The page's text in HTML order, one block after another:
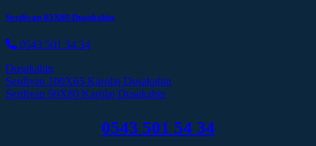
Serdivan 65X80 Duşakabin
0543 501 54 34
Duşakabin
Post navigation
Serdivan 100X65 Karolaj Duşakabin
Serdivan 90X80 Karolaj Duşakabin
0543 501 54 34